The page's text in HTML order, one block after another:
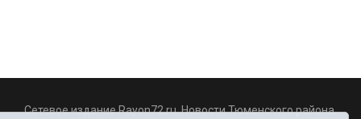
Сетевое издание Rayon72.ru. Новости Тюменского района.